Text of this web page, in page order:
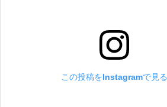
この投稿をInstagramで見る